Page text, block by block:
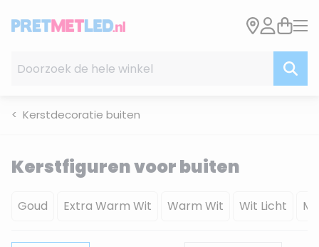
Kerstdecoratie buiten
Kerstfiguren voor buiten
Goud Extra Warm Wit Warm Wit Wit Licht